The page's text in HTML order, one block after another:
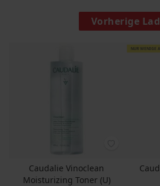
Vorherige
Caudalie Vinoclean
Moisturizing Toner (U)
NUR WENIGE